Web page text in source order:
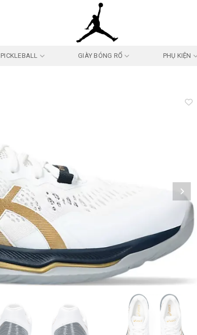
PICKLEBALL GIÀY BÓNG RỔ PHỤ KIỆN